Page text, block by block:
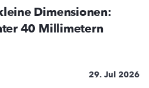
Dimensionen:
40 Millimetern
29. Jul 2026